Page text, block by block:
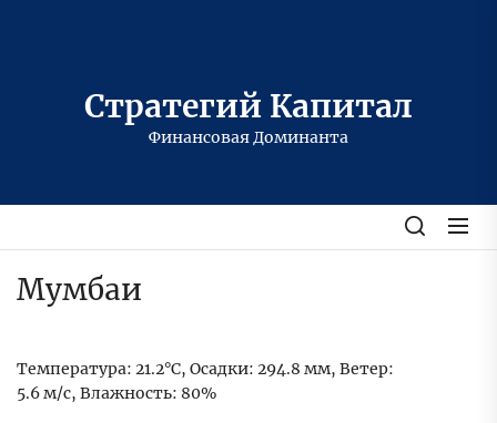
Стратегий Капитал
Финансовая Доминанта
Мумбаи
Температура: 21.2°C, Осадки: 294.8 мм, Ветер:
5.6 м/с, Влажность: 80%